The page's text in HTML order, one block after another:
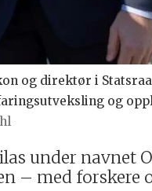
og direktør i
og
under navnet
– med forskere